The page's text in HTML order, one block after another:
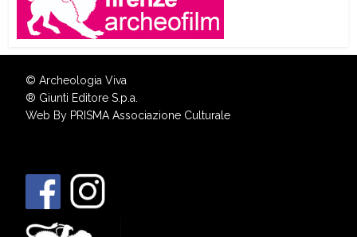
© Archeologia Viva
® Giunti Editore S.p.a.
Web By PRISMA Associazione Culturale